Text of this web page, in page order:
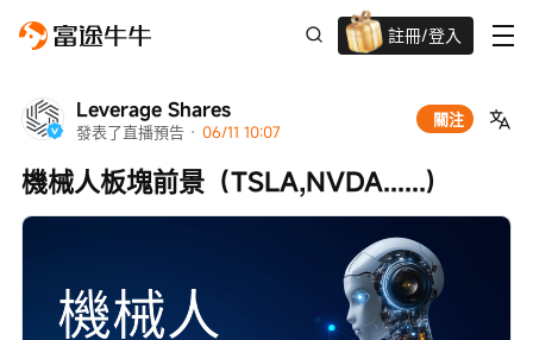
註冊/登入
迎新驚喜賞 股票/BTC等任你揀!
Leverage Shares
發表了直播預告 · 06/11 10:07
關注
機械人板塊前景（TSLA,NVDA......)